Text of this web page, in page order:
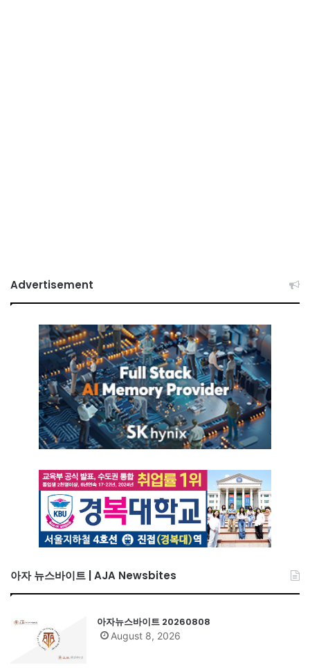
Advertisement
아자 뉴스바이트 | AJA Newsbites
아자뉴스바이트 20260808
August 8, 2026